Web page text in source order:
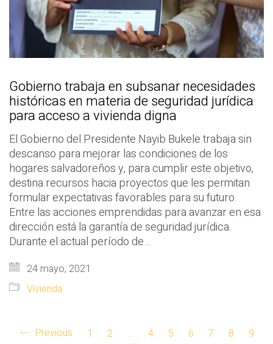
Gobierno trabaja en subsanar necesidades
históricas en materia de seguridad jurídica
para acceso a vivienda digna
El Gobierno del Presidente Nayib Bukele trabaja sin
descanso para mejorar las condiciones de los
hogares salvadoreños y, para cumplir este objetivo,
destina recursos hacia proyectos que les permitan
formular expectativas favorables para su futuro.
Entre las acciones emprendidas para avanzar en esa
dirección está la garantía de seguridad jurídica.
Durante el actual período de…
24 mayo, 2021
Vivienda
Previous 1 2 … 4 5 6 7 8
9